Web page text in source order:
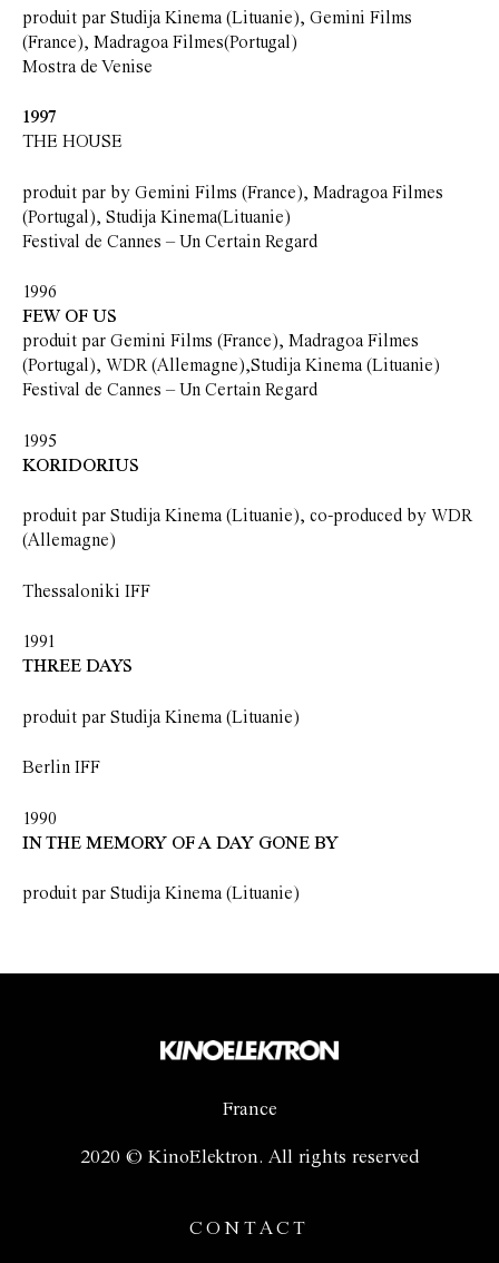
produit par Studija Kinema (Lituanie), Gemini Films
(France), Madragoa Filmes(Portugal)
Mostra de Venise
1997
THE HOUSE
produit par by Gemini Films (France), Madragoa Filmes
(Portugal), Studija Kinema(Lituanie)
Festival de Cannes – Un Certain Regard
1996
FEW OF US
produit par Gemini Films (France), Madragoa Filmes
(Portugal), WDR (Allemagne),Studija Kinema (Lituanie)
Festival de Cannes – Un Certain Regard
1995
KORIDORIUS
produit par Studija Kinema (Lituanie), co-produced by WDR
(Allemagne)
Thessaloniki IFF
1991
THREE DAYS
produit par Studija Kinema (Lituanie)
Berlin IFF
1990
IN THE MEMORY OF A DAY GONE BY
produit par Studija Kinema (Lituanie)
France
2020 © KinoElektron. All rights reserved
CONTACT